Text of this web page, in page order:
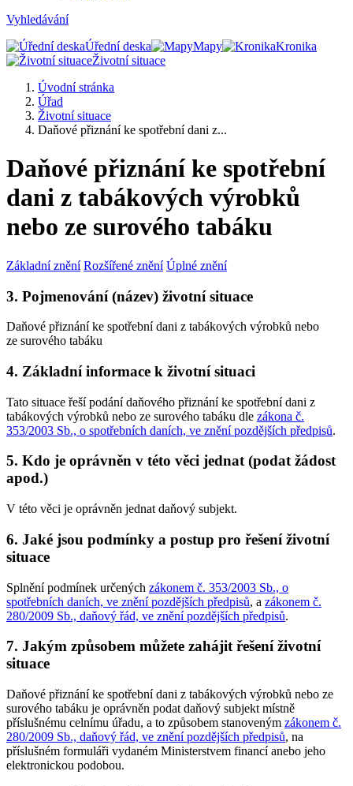
Vyhledávání
Úřední deska
Mapy
Kronika
Životní situace
Úvodní stránka
Úřad
Životní situace
Daňové přiznání ke spotřební dani z...
Daňové přiznání ke spotřební
dani z tabákových výrobků
nebo ze surového tabáku
Základní znění Rozšířené znění Úplné znění
3. Pojmenování (název) životní situace
Daňové přiznání ke spotřební dani z tabákových výrobků nebo
ze surového tabáku
4. Základní informace k životní situaci
Tato situace řeší podání daňového přiznání ke spotřební dani z
tabákových výrobků nebo ze surového tabáku dle zákona č.
353/2003 Sb., o spotřebních daních, ve znění pozdějších předpisů.
5. Kdo je oprávněn v této věci jednat (podat žádost
apod.)
V této věci je oprávněn jednat daňový subjekt.
6. Jaké jsou podmínky a postup pro řešení životní
situace
Splnění podmínek určených zákonem č. 353/2003 Sb., o
spotřebních daních, ve znění pozdějších předpisů, a zákonem č.
280/2009 Sb., daňový řád, ve znění pozdějších předpisů.
7. Jakým způsobem můžete zahájit řešení životní
situace
Daňové přiznání ke spotřební dani z tabákových výrobků nebo ze
surového tabáku je oprávněn podat daňový subjekt místně
příslušnému celnímu úřadu, a to způsobem stanoveným zákonem č.
280/2009 Sb., daňový řád, ve znění pozdějších předpisů, na
příslušném formuláři vydaném Ministerstvem financí anebo jeho
elektronickou podobou.